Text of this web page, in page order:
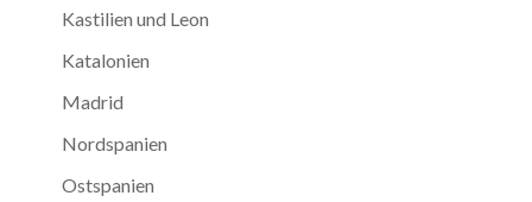
Kastilien und Leon
Katalonien
Madrid
Nordspanien
Ostspanien